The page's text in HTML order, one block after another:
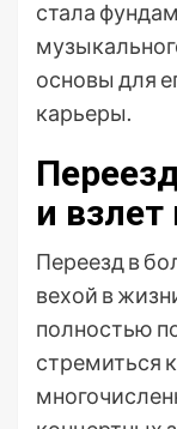
стала
основы для
карьеры.
и
Переезд в
вехой в
полностью
стремиться